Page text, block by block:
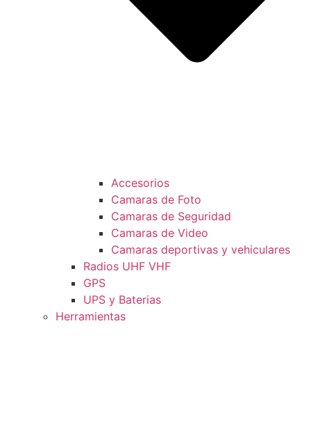
Accesorios
Camaras de Foto
Camaras de Seguridad
Camaras de Video
Camaras deportivas y vehiculares
Radios UHF VHF
GPS
UPS y Baterias
Herramientas